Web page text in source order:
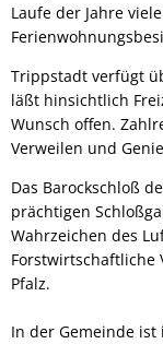
Laufe der Jahre
Trippstadt verfügt
läßt hinsichtlich
Wunsch offen.
Verweilen und
Das Barockschloß
prächtigen
Wahrzeichen des
Forstwirtschaftliche
Pfalz.
In der Gemeinde